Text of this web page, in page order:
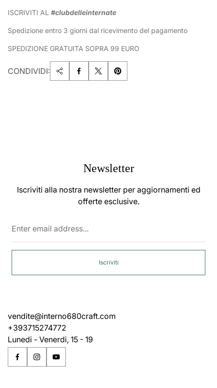
ISCRIVITI AL #clubdelleinternate
Spedizione entro 3 giorni dal ricevimento del pagamento
SPEDIZIONE GRATUITA SOPRA 99 EURO
CONDIVIDI:
Newsletter
Iscriviti alla nostra newsletter per aggiornamenti ed
offerte esclusive.
Iscriviti
vendite@interno680craft.com
+393715274772
Lunedi - Venerdi, 15 - 19